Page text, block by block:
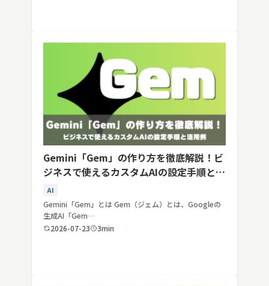
Gemini「Gem」の作り方を徹底解説！ビ
ジネスで使えるカスタムAIの設定手順と活
用例
AI
Gemini「Gem」とは Gem（ジェム）とは、Googleの
生成AI「Gem…
2026-07-23
3min